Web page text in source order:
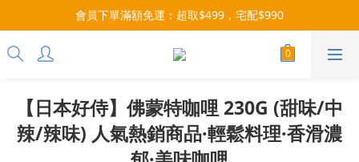
每月9號會員日，消費點數3倍送！把握機會，趕緊下單！
會員下單滿額免運：超取$499，宅配$990
07/28-08/31 爸氣一擊・限時開搶
【日本好侍】佛蒙特咖哩 230G (甜味/中
辣/辣味) 人氣熱銷商品·輕鬆料理·香滑濃